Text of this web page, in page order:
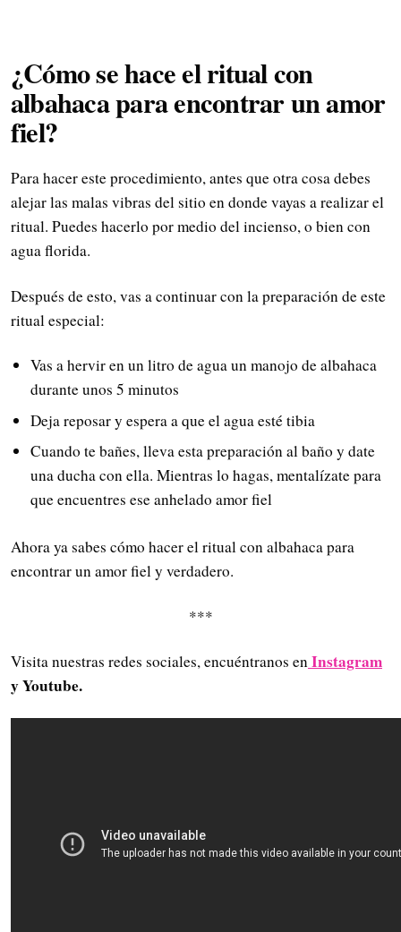
¿Cómo se hace el ritual con
albahaca para encontrar un amor
fiel?
Para hacer este procedimiento, antes que otra cosa debes
alejar las malas vibras del sitio en donde vayas a realizar el
ritual. Puedes hacerlo por medio del incienso, o bien con
agua florida.
Después de esto, vas a continuar con la preparación de este
ritual especial:
Vas a hervir en un litro de agua un manojo de albahaca
durante unos 5 minutos
Deja reposar y espera a que el agua esté tibia
Cuando te bañes, lleva esta preparación al baño y date
una ducha con ella. Mientras lo hagas, mentalízate para
que encuentres ese anhelado amor fiel
Ahora ya sabes cómo hacer el ritual con albahaca para
encontrar un amor fiel y verdadero.
***
Visita nuestras redes sociales, encuéntranos enInstagram
y Youtube.